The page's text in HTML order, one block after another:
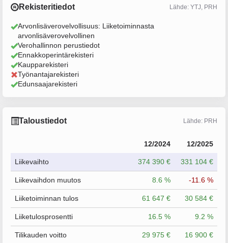
Rekisteritiedot Lähde: YTJ, PRH
Arvonlisäverovelvollisuus: Liiketoiminnasta
arvonlisäverovelvollinen
Verohallinnon perustiedot
Ennakkoperintärekisteri
Kaupparekisteri
Työnantajarekisteri
Edunsaajarekisteri
Taloustiedot Lähde: PRH
12/2024 12/2025
Liikevaihto 374 390 € 331 104 €
Liikevaihdon muutos 8.6 % -11.6 %
Liiketoiminnan tulos 61 647 € 30 584 €
Liiketulosprosentti 16.5 % 9.2 %
Tilikauden voitto 29 975 € 16 900 €